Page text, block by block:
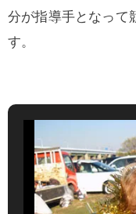
分が指導手となって
す。